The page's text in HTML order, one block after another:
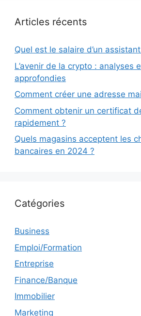
Articles récents
Quel est le salaire d’un
L’avenir de la crypto : analyses
approfondies
Comment créer une adresse
Comment obtenir un certificat
rapidement ?
Quels magasins acceptent les
bancaires en 2024 ?
Catégories
Business
Emploi/Formation
Entreprise
Finance/Banque
Immobilier
Marketing